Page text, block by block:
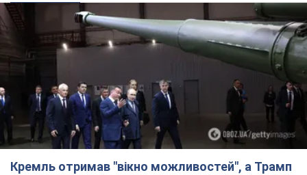
Кремль отримав "вікно можливостей", а Трамп